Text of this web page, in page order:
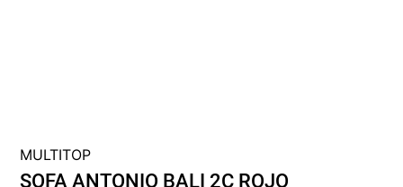
MULTITOP
SOFA ANTONIO BALI 2C ROJO